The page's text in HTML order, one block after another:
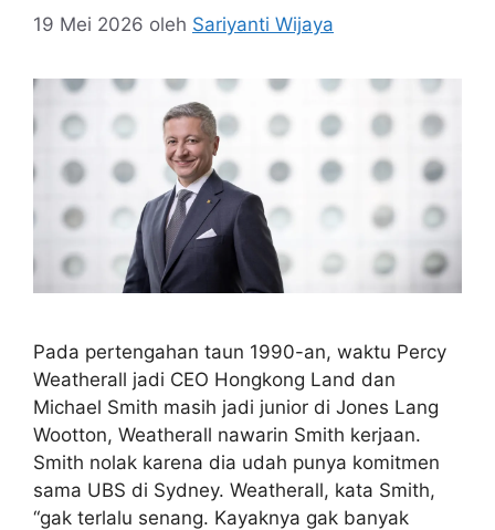
19 Mei 2026 oleh Sariyanti Wijaya
Pada pertengahan taun 1990-an, waktu Percy
Weatherall jadi CEO Hongkong Land dan
Michael Smith masih jadi junior di Jones Lang
Wootton, Weatherall nawarin Smith kerjaan.
Smith nolak karena dia udah punya komitmen
sama UBS di Sydney. Weatherall, kata Smith,
“gak terlalu senang. Kayaknya gak banyak